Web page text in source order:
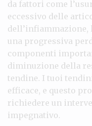
da fattori come
eccessivo delle
dell’infiammazione,
una progressiva
componenti
diminuzione della
tendine. I tuoi
efficace, e questo
richiedere un
impegnativo.